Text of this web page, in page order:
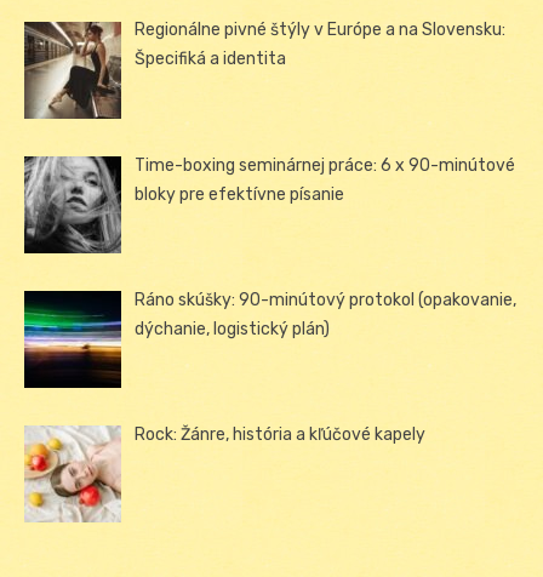
Regionálne pivné štýly v Európe a na Slovensku:
Špecifiká a identita
Time-boxing seminárnej práce: 6 x 90-minútové
bloky pre efektívne písanie
Ráno skúšky: 90-minútový protokol (opakovanie,
dýchanie, logistický plán)
Rock: Žánre, história a kľúčové kapely